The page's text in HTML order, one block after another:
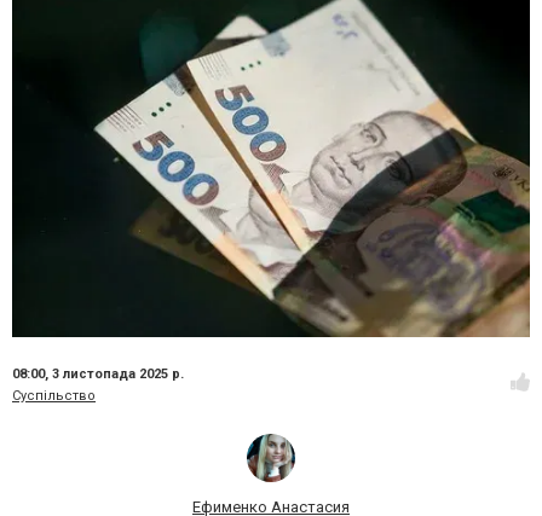
08:00, 3 листопада 2025 р.
Суспільство
Ефименко Анастасия